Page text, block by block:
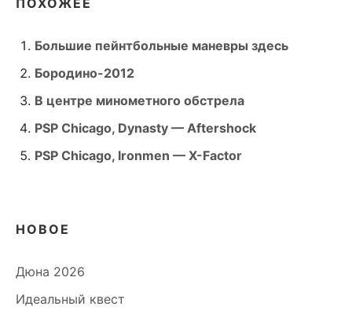
Большие пейнтбольные маневры здесь
Бородино-2012
В центре минометного обстрела
PSP Chicago, Dynasty — Aftershock
PSP Chicago, Ironmen — X-Factor
НОВОЕ
Дюна 2026
Идеальный квест